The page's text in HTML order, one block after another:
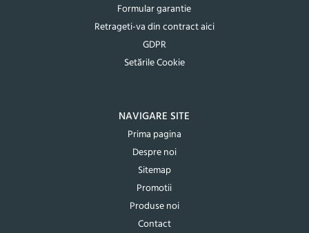
Formular garantie
Retrageti-va din contract aici
GDPR
Setările Cookie
NAVIGARE SITE
Prima pagina
Despre noi
Sitemap
Promotii
Produse noi
Contact